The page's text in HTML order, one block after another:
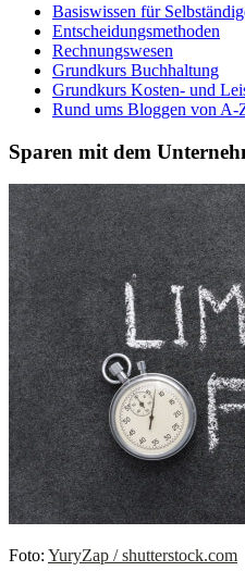
Basiswissen für
Entscheidungsmethoden
Rechnungswesen
Grundkurs Buchhaltung
Grundkurs Kosten- und
Rund ums Bloggen von A-
Sparen mit dem
Foto: YuryZap / shutterstock.com